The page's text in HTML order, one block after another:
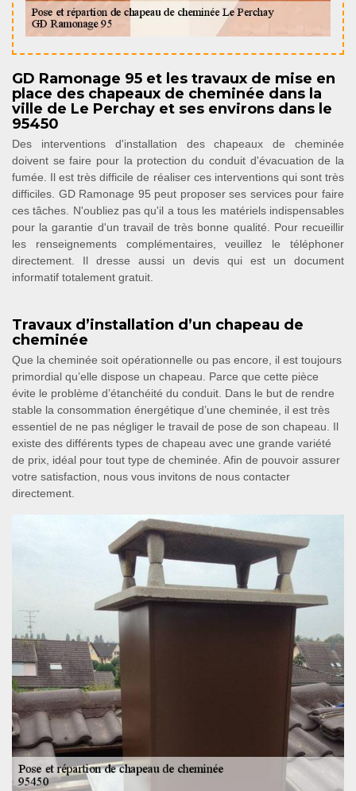
GD Ramonage 95 et les travaux de mise en
place des chapeaux de cheminée dans la
ville de Le Perchay et ses environs dans le
95450
Des interventions d'installation des chapeaux de cheminée
doivent se faire pour la protection du conduit d'évacuation de la
fumée. Il est très difficile de réaliser ces interventions qui sont très
difficiles. GD Ramonage 95 peut proposer ses services pour faire
ces tâches. N'oubliez pas qu'il a tous les matériels indispensables
pour la garantie d'un travail de très bonne qualité. Pour recueillir
les renseignements complémentaires, veuillez le téléphoner
directement. Il dresse aussi un devis qui est un document
informatif totalement gratuit.
Travaux d’installation d’un chapeau de
cheminée
Que la cheminée soit opérationnelle ou pas encore, il est toujours
primordial qu’elle dispose un chapeau. Parce que cette pièce
évite le problème d’étanchéité du conduit. Dans le but de rendre
stable la consommation énergétique d’une cheminée, il est très
essentiel de ne pas négliger le travail de pose de son chapeau. Il
existe des différents types de chapeau avec une grande variété
de prix, idéal pour tout type de cheminée. Afin de pouvoir assurer
votre satisfaction, nous vous invitons de nous contacter
directement.